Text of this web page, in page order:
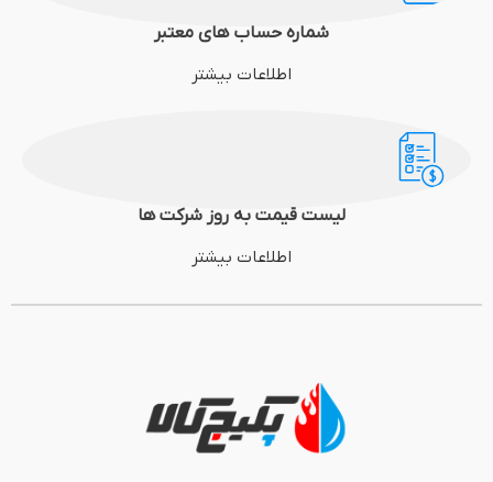
شماره حساب های معتبر
اطلاعات بیشتر
لیست قیمت به روز شرکت ها
اطلاعات بیشتر